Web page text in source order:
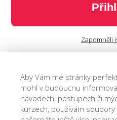
Zapomněli
Aby Vám mé stránky
mohl v budoucnu
návodech, postupech či
kurzech, používám soubory